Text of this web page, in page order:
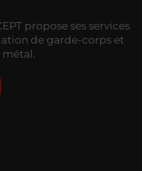
propose ses services
de garde-corps et
métal.